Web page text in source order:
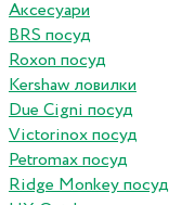
Аксесуари
BRS посуд
Roxon посуд
Kershaw ловилки
Due Cigni посуд
Victorinox посуд
Petromax посуд
Ridge Monkey посуд